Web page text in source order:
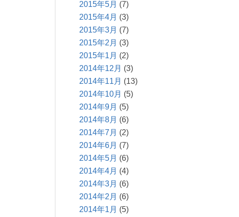
2015年5月 (7)
2015年4月 (3)
2015年3月 (7)
2015年2月 (3)
2015年1月 (2)
2014年12月 (3)
2014年11月 (13)
2014年10月 (5)
2014年9月 (5)
2014年8月 (6)
2014年7月 (2)
2014年6月 (7)
2014年5月 (6)
2014年4月 (4)
2014年3月 (6)
2014年2月 (6)
2014年1月 (5)